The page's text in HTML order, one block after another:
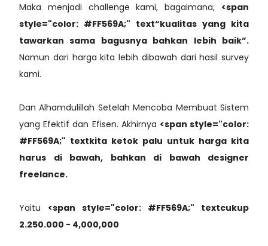
Maka menjadi challenge kami, bagaimana, <span
style="color: #FF569A;" text“kualitas yang kita
tawarkan sama bagusnya bahkan lebih baik”.
Namun dari harga kita lebih dibawah dari hasil survey
kami.
Dan Alhamdulillah Setelah Mencoba Membuat Sistem
yang Efektif dan Efisen. Akhirnya <span style="color:
#FF569A;" textkita ketok palu untuk harga kita
harus di bawah, bahkan di bawah designer
freelance.
Yaitu <span style="color: #FF569A;" textcukup
2.250.000 - 4,000,000